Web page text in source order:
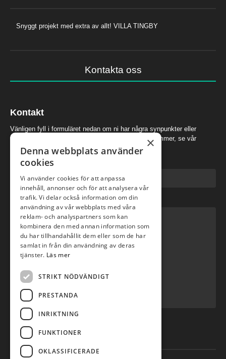
Snyggt projekt med extra av allt! VILLA TINGBY
Kontakta oss
Kontakt
Vänligen fyll i formuläret nedan om ni har några synpunkter eller
frågor. För mer kontaktinformation å som telefonnummer, se vår
kontaktsida här.
E-post *
×
Denna webbplats använder
cookies
Vi använder cookies för att anpassa
innehåll, annonser och för att analysera vår
trafik. Vi delar också information om din
användning av vår webbplats med våra
reklam- och analyspartners som kan
kombinera den med annan information som
du har tillhandahållit dem eller som de har
samlat in från din användning av deras
tjänster. Läs mer
STRIKT NÖDVÄNDIGT
PRESTANDA
INRIKTNING
FUNKTIONER
OKLASSIFICERADE